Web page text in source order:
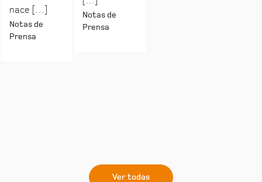
nace […]
Notas de
Prensa
Notas de
Prensa
Ver todas